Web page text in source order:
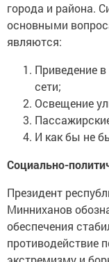
города и района.
основными
являются:
Приведение
сети;
Освещение
И как бы не
Социально-
Президент
Минниханов
обеспечения
противодействие